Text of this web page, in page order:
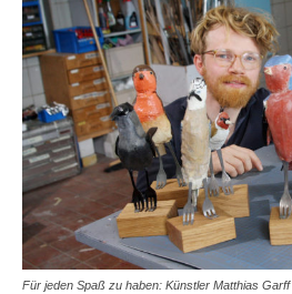
Für jeden Spaß zu haben: Künstler Matthias